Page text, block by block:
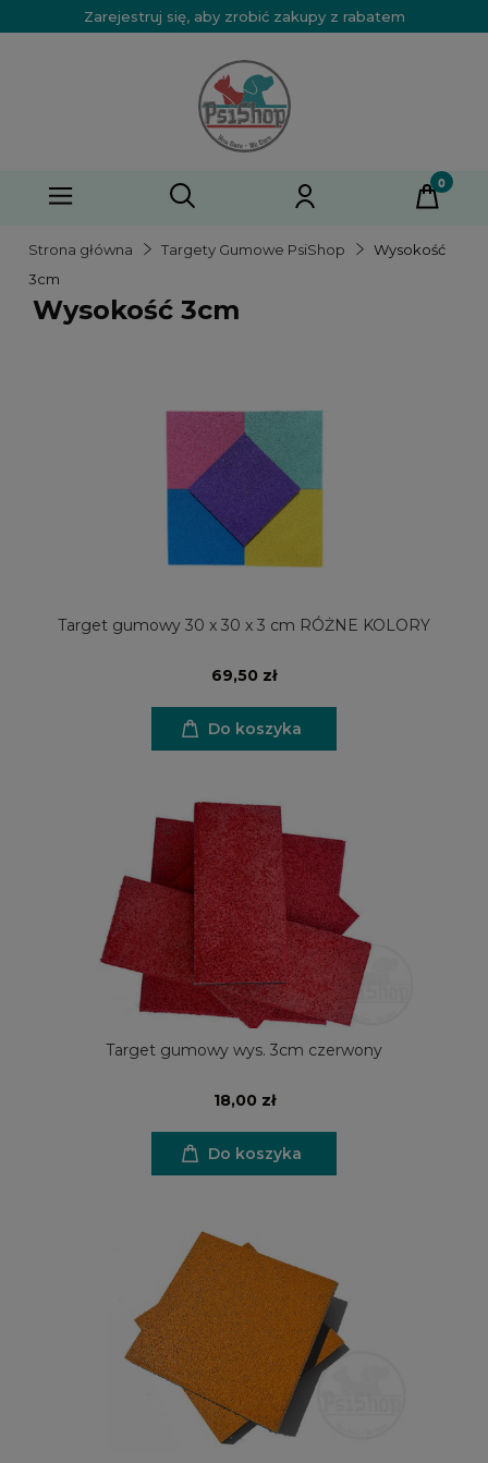
Zarejestruj się, aby zrobić zakupy z rabatem
Strona główna Targety Gumowe PsiShop
Wysokość
3cm
Wysokość 3cm
Target gumowy 30 x 30 x 3 cm RÓŻNE KOLORY
69,50 zł
Do koszyka
Target gumowy wys. 3cm czerwony
18,00 zł
Do koszyka